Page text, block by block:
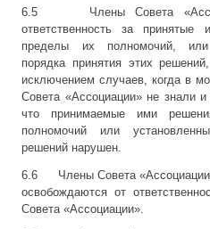
6.5 Члены Совета
ответственность за
пределы их полномочий, или
порядка принятия этих
исключением случаев, когда в
Совета «Ассоциации» не знали
что принимаемые ими
полномочий или
решений нарушен.
6.6 Члены Совета
освобождаются от
Совета «Ассоциации».